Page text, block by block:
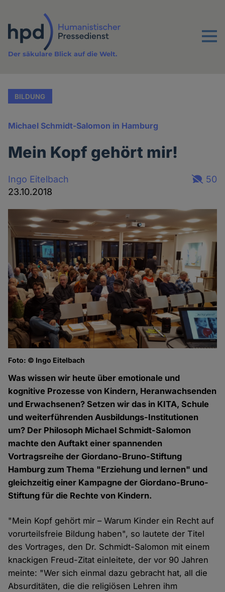
Inhalt
Menu
Der säkulare Blick auf die Welt.
BILDUNG
Michael Schmidt-Salomon in Hamburg
Mein Kopf gehört mir!
Ingo Eitelbach
23.10.2018
50
Foto: © Ingo Eitelbach
Was wissen wir heute über emotionale und
kognitive Prozesse von Kindern, Heranwachsenden
und Erwachsenen? Setzen wir das in KITA, Schule
und weiterführenden Ausbildungs-Institutionen
um? Der Philosoph Michael Schmidt-Salomon
machte den Auftakt einer spannenden
Vortragsreihe der Giordano-Bruno-Stiftung
Hamburg zum Thema "Erziehung und lernen" und
gleichzeitig einer Kampagne der Giordano-Bruno-
Stiftung für die Rechte von Kindern.
"Mein Kopf gehört mir – Warum Kinder ein Recht auf
vorurteilsfreie Bildung haben", so lautete der Titel
des Vortrages, den Dr. Schmidt-Salomon mit einem
knackigen Freud-Zitat einleitete, der vor 90 Jahren
meinte: "Wer sich einmal dazu gebracht hat, all die
Absurditäten, die die religiösen Lehren ihm